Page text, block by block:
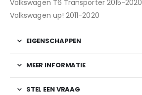
Volkswagen T6 Transporter 2015-2020
Volkswagen up! 2011-2020
EIGENSCHAPPEN
MEER INFORMATIE
STEL EEN VRAAG